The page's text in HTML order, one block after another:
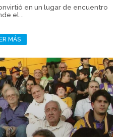
en un lugar de encuentro
el...
MÁS